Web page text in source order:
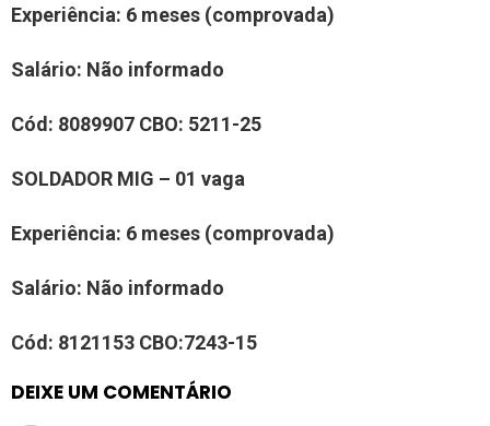
Experiência: 6 meses (comprovada)
Salário: Não informado
Cód: 8089907 CBO: 5211-25
SOLDADOR MIG – 01 vaga
Experiência: 6 meses (comprovada)
Salário: Não informado
Cód: 8121153 CBO:7243-15
DEIXE UM COMENTÁRIO